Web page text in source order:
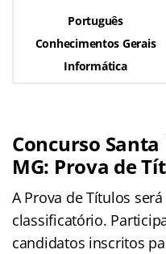
Português
Conhecimentos Gerais
Informática
Concurso
MG: Prova de
A Prova de Títulos
classificatório.
candidatos inscritos